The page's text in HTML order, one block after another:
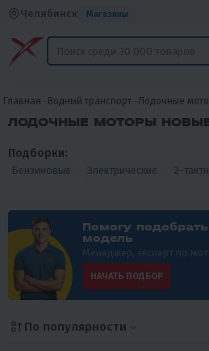
Челябинск Магазины
Главная Водный транспорт Лодочные
ЛОДОЧНЫЕ МОТОРЫ НОВЫЕ
Подборки:
Бензиновые Электрические 2-
Помогу
модель
Менеджер, эксперт по
НАЧАТЬ ПОДБОР
По популярности